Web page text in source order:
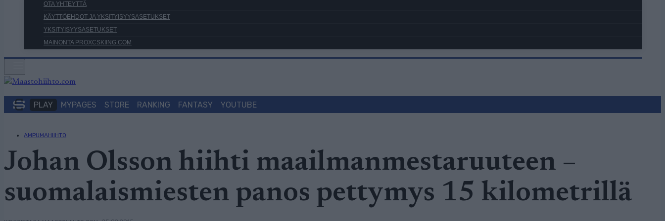
OTA YHTEYTTÄ
KÄYTTÖEHDOT JA YKSITYISYYSASETUKSET
YKSITYISYYSASETUKSET
MAINONTA PROXCSKIING.COM
PLAY MYPAGES STORE RANKING FANTASY YOUTUBE
AMPUMAHIIHTO
Johan Olsson hiihti maailmanmestaruuteen –
suomalaismiesten panos pettymys 15 kilometrillä